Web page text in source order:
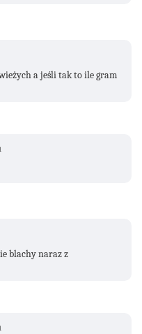
a jeśli tak to ile gram
blachy naraz z